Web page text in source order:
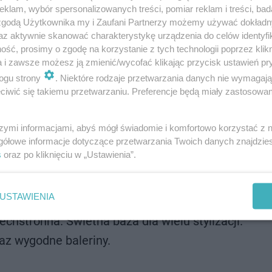
modna. Doskonała zarówno do biura, jak i
Sprawdzą się w casualowych
elegancko.
na każdą okazję.
czarnym. Must-have na chłodniejsze dni.
elegancki.
Świetna baza dla wielu stylizacji.
wygodne baleriny.
wybór spersonalizowanych treści, pomiar reklam i treści,
Użytkownika my i Zaufani Partnerzy możemy używać
aktywnie skanować charakterystykę urządzenia do celów
prosimy o zgodę na korzystanie z tych technologii poprzez
i zawsze możesz ją zmienić/wycofać klikając przycisk ustawień
strony
. Niektóre rodzaje przetwarzania danych nie
się takiemu przetwarzaniu. Preferencje będą miały
informacjami, abyś mógł świadomie i komfortowo korzystać z
informacje dotyczące przetwarzania Twoich danych
oraz po kliknięciu w „Ustawienia”.
USTAWIENIA